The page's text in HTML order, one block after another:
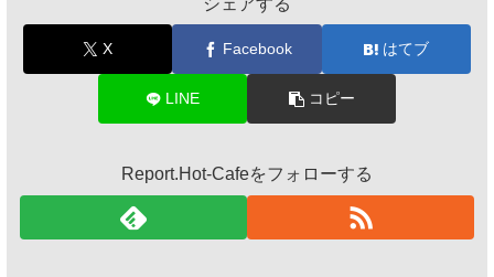
X Facebook はてブ
LINE コピー
Report.Hot-Cafeをフォローする